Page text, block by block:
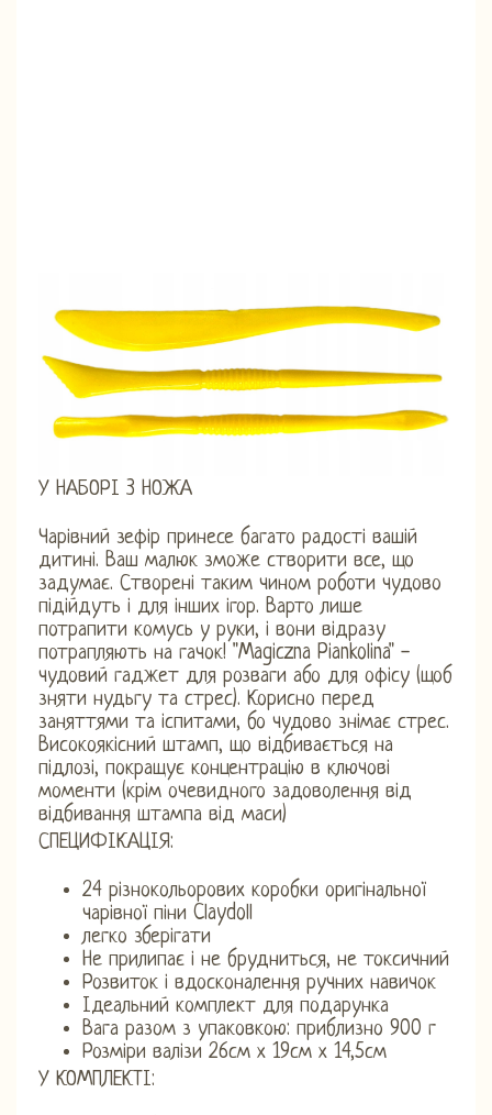
У НАБОРІ 3 НОЖА
Чарівний зефір принесе багато радості вашій
дитині. Ваш малюк зможе створити все, що
задумає. Створені таким чином роботи чудово
підійдуть і для інших ігор. Варто лише
потрапити комусь у руки, і вони відразу
потрапляють на гачок! "Magiczna Piankolina" -
чудовий гаджет для розваги або для офісу (щоб
зняти нудьгу та стрес). Корисно перед
заняттями та іспитами, бо чудово знімає стрес.
Високоякісний штамп, що відбивається на
підлозі, покращує концентрацію в ключові
моменти (крім очевидного задоволення від
відбивання штампа від маси)
СПЕЦИФІКАЦІЯ:
24 різнокольорових коробки оригінальної
чарівної піни Claydoll
легко зберігати
Не прилипає і не брудниться, не токсичний
Розвиток і вдосконалення ручних навичок
Ідеальний комплект для подарунка
Вага разом з упаковкою: приблизно 900 г
Розміри валізи 26см х 19см х 14,5см
У КОМПЛЕКТІ: